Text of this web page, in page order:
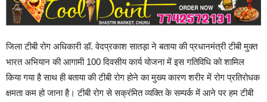
जिला टीबी रोग अधिकारी डॉ. वेदप्रकाश सातड़ा ने बताया की प्रधानमंत्री टीबी मुक्त
भारत अभियान की आगामी 100 दिवसीय कार्य योजना में इस गतिविधि को शामिल
किया गया है साथ ही बताया की टीबी रोग होने का मुख्य कारण शरीर में रोग प्रतिरोधक
क्षमता कम हो जाना है। टीबी रोग से सक्रंमित व्यक्ति के सम्पर्क में आने पर हम टीबी